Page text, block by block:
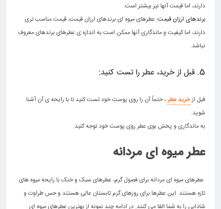
دارند، اما قیمت آنها نیز بیشتر است.
برندهای ارزان قیمت: عطرهای میوه ای برندهای ارزان قیمت، قیمت مناسب تری
دارند، اما کیفیت و ماندگاری آنها ممکن است به اندازه ی عطرهای برندهای معروف
نباشد.
5. قبل از خرید، عطر را تست کنید:
قبل از خرید عطر ، حتماً آن را روی پوست خود تست کنید تا با رایحه ی آن آشنا
شوید.
به ماندگاری و پخش بوی عطر روی پوست خود توجه کنید.
عطر میوه ای مردانه
عطرهای میوه ای مردانه برای فصول گرم، عطرهای سبک و خنک با رایحه میوه های
تازه هستند. این عطرها برای روزهای گرم تابستان عالی هستند و حس طراوت و
شادابی را به شما القا می کنند. در ادامه چند نمونه از بهترین عطرهای میوه ای